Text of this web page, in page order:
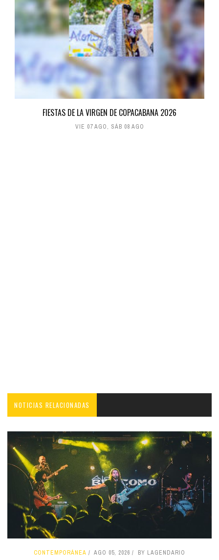
FIESTAS DE LA VIRGEN DE COPACABANA 2026
VIE 07 AGO, SÁB 08 AGO
NOTICIAS RELACIONADAS
CONTEMPORÁNEA AGO 05, 2026 BY LAGENDARIO